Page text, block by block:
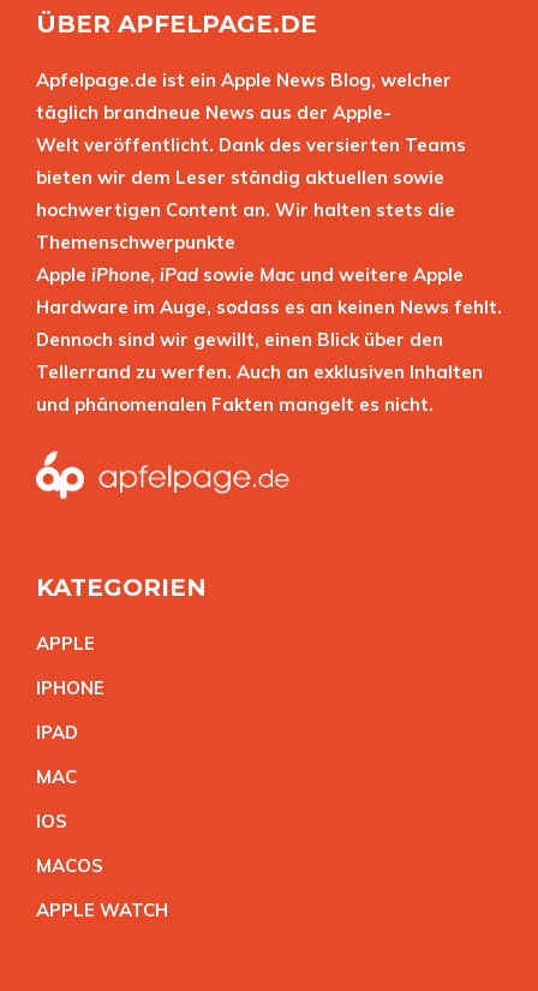
ÜBER APFELPAGE.DE
Apfelpage.de ist ein Apple News Blog, welcher
täglich brandneue News aus der Apple-
Welt veröffentlicht. Dank des versierten Teams
bieten wir dem Leser ständig aktuellen sowie
hochwertigen Content an. Wir halten stets die
Themenschwerpunkte
Apple iPhone, iPad sowie Mac und weitere Apple
Hardware im Auge, sodass es an keinen News fehlt.
Dennoch sind wir gewillt, einen Blick über den
Tellerrand zu werfen. Auch an exklusiven Inhalten
und phänomenalen Fakten mangelt es nicht.
KATEGORIEN
APPLE
IPHONE
IPAD
MAC
IOS
MACOS
APPLE WATCH